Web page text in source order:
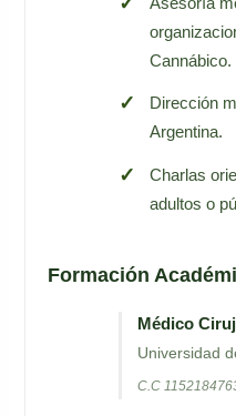
Cannábico.
Dirección
Argentina.
Charlas
adultos o
Formación
Médico
Universidad
C.C